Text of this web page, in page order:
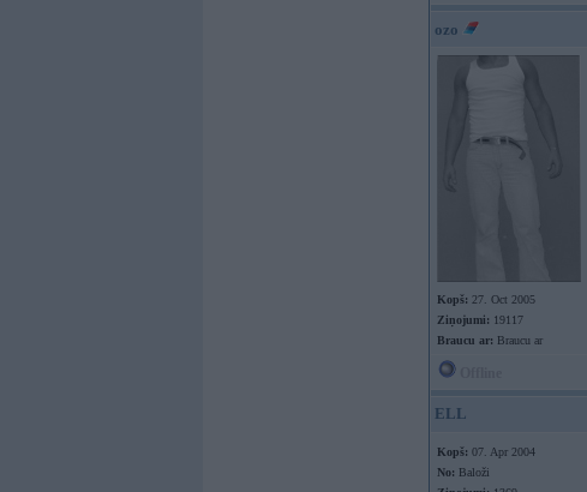
ozo
Kopš: 27. Oct 2005
Ziņojumi: 19117
Braucu ar: Braucu ar
ELL
Kopš: 07. Apr 2004
No: Baloži